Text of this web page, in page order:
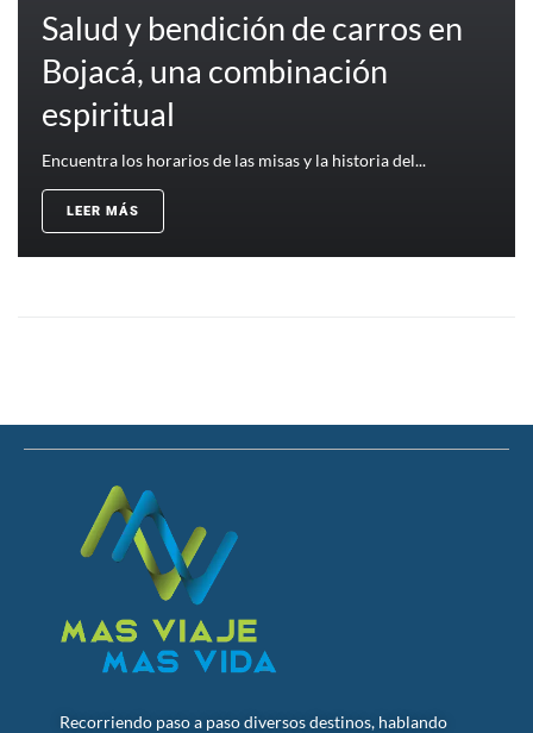
Salud y bendición de carros en
Bojacá, una combinación
espiritual
Encuentra los horarios de las misas y la historia del...
LEER MÁS
Recorriendo paso a paso diversos destinos, hablando